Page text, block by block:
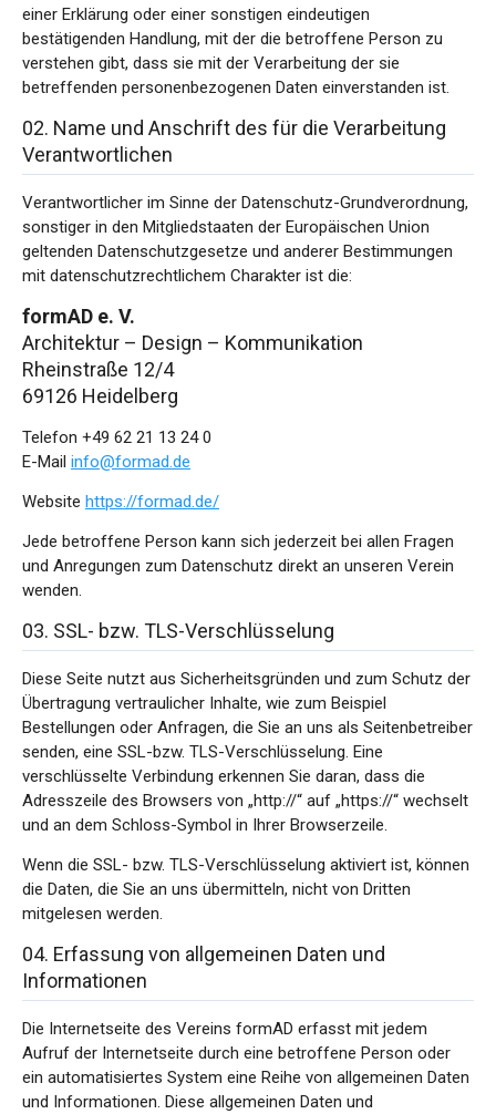
einer Erklärung oder einer sonstigen eindeutigen
bestätigenden Handlung, mit der die betroffene Person zu
verstehen gibt, dass sie mit der Verarbeitung der sie
betreffenden personenbezogenen Daten einverstanden ist.
02. Name und Anschrift des für die Verarbeitung
Verantwortlichen
Verantwortlicher im Sinne der Datenschutz-Grundverordnung,
sonstiger in den Mitgliedstaaten der Europäischen Union
geltenden Datenschutzgesetze und anderer Bestimmungen
mit datenschutzrechtlichem Charakter ist die:
formAD e. V.
Architektur – Design – Kommunikation
Rheinstraße 12/4
69126 Heidelberg
Telefon +49 62 21 13 24 0
E-Mail info@formad.de
Website https://formad.de/
Jede betroffene Person kann sich jederzeit bei allen Fragen
und Anregungen zum Datenschutz direkt an unseren Verein
wenden.
03. SSL- bzw. TLS-Verschlüsselung
Diese Seite nutzt aus Sicherheitsgründen und zum Schutz der
Übertragung vertraulicher Inhalte, wie zum Beispiel
Bestellungen oder Anfragen, die Sie an uns als Seitenbetreiber
senden, eine SSL-bzw. TLS-Verschlüsselung. Eine
verschlüsselte Verbindung erkennen Sie daran, dass die
Adresszeile des Browsers von „http://“ auf „https://“ wechselt
und an dem Schloss-Symbol in Ihrer Browserzeile.
Wenn die SSL- bzw. TLS-Verschlüsselung aktiviert ist, können
die Daten, die Sie an uns übermitteln, nicht von Dritten
mitgelesen werden.
04. Erfassung von allgemeinen Daten und
Informationen
Die Internetseite des Vereins formAD erfasst mit jedem
Aufruf der Internetseite durch eine betroffene Person oder
ein automatisiertes System eine Reihe von allgemeinen Daten
und Informationen. Diese allgemeinen Daten und